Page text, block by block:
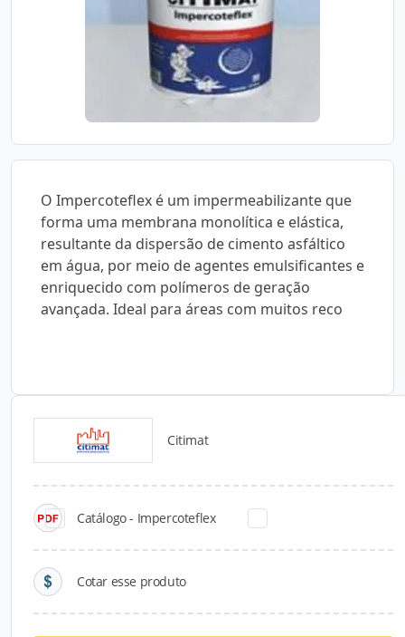
O Impercoteflex é um impermeabilizante que
forma uma membrana monolítica e elástica,
resultante da dispersão de cimento asfáltico
em água, por meio de agentes emulsificantes e
enriquecido com polímeros de geração
avançada. Ideal para áreas com muitos reco
Citimat
Catálogo - Impercoteflex
Cotar esse produto
Catálogos para Download